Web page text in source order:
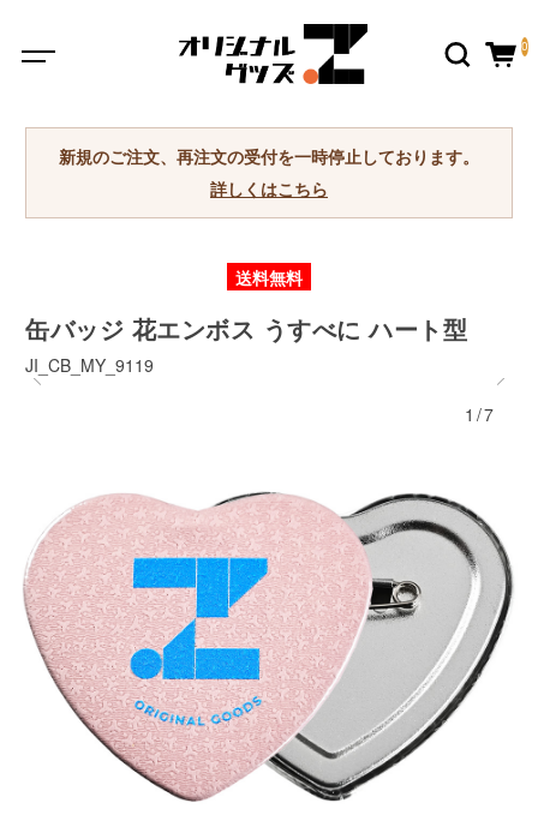
0
新規のご注文、再注文の受付を一時停止しております。
詳しくはこちら
送料無料
缶バッジ 花エンボス うすべに ハート型
JI_CB_MY_9119
1/7